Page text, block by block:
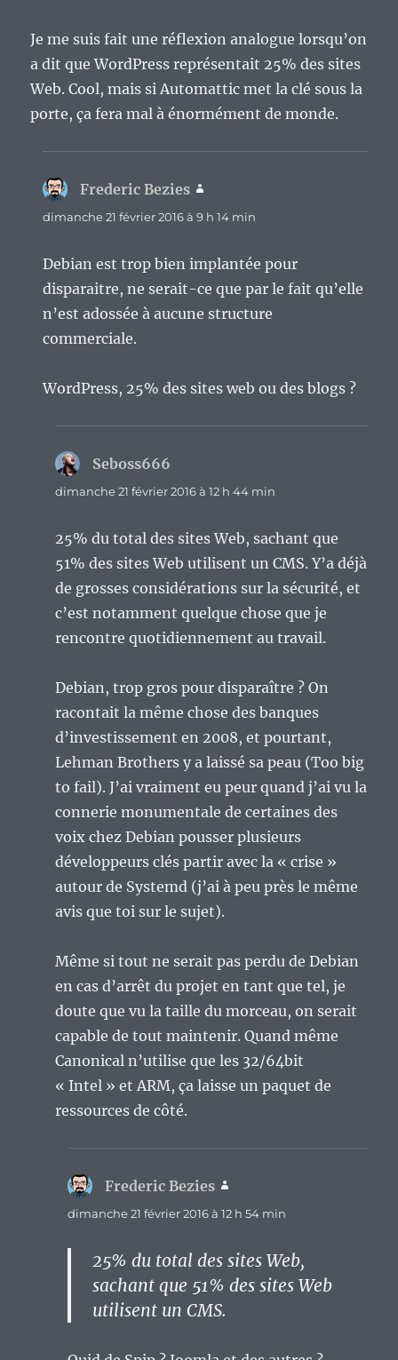
Je me suis fait une réflexion analogue lorsqu’on
a dit que WordPress représentait 25% des sites
Web. Cool, mais si Automattic met la clé sous la
porte, ça fera mal à énormément de monde.
Frederic Bezies
dimanche 21 février 2016 à 9 h 14 min
Debian est trop bien implantée pour
disparaitre, ne serait-ce que par le fait qu’elle
n’est adossée à aucune structure
commerciale.
WordPress, 25% des sites web ou des blogs ?
Seboss666
dimanche 21 février 2016 à 12 h 44 min
25% du total des sites Web, sachant que
51% des sites Web utilisent un CMS. Y’a déjà
de grosses considérations sur la sécurité, et
c’est notamment quelque chose que je
rencontre quotidiennement au travail.
Debian, trop gros pour disparaître ? On
racontait la même chose des banques
d’investissement en 2008, et pourtant,
Lehman Brothers y a laissé sa peau (Too big
to fail). J’ai vraiment eu peur quand j’ai vu la
connerie monumentale de certaines des
voix chez Debian pousser plusieurs
développeurs clés partir avec la « crise »
autour de Systemd (j’ai à peu près le même
avis que toi sur le sujet).
Même si tout ne serait pas perdu de Debian
en cas d’arrêt du projet en tant que tel, je
doute que vu la taille du morceau, on serait
capable de tout maintenir. Quand même
Canonical n’utilise que les 32/64bit
« Intel » et ARM, ça laisse un paquet de
ressources de côté.
Frederic Bezies
dimanche 21 février 2016 à 12 h 54 min
25% du total des sites Web,
sachant que 51% des sites Web
utilisent un CMS.